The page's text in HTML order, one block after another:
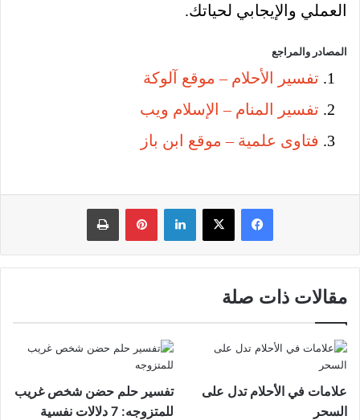
العملي والإيجابي لحياتك.
المصادر والمراجع
تفسير الأحلام – موقع آلوكة
تفسير المنام – الإسلام ويب
فتاوى علمية – موقع ابن باز
فيسبوك لينكدإن بينتيريست
مقالات ذات صلة
علامات في الأحلام تدل على
السحر
تفسير حلم حضن شخص غريب
للمتزوجه: 7 دلالات نفسية